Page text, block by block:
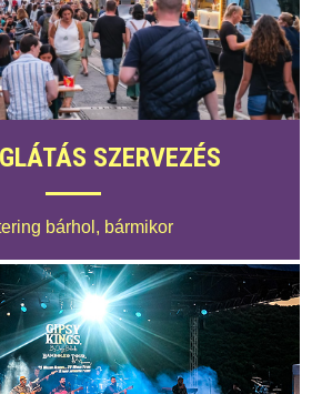
SZERVEZÉS
bárhol, bármikor